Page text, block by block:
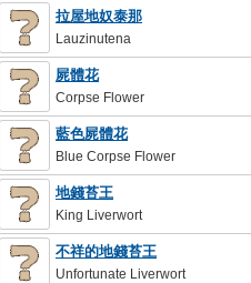
拉屋地奴泰那
Lauzinutena
屍體花
Corpse Flower
藍色屍體花
Blue Corpse Flower
地錢苔王
King Liverwort
不祥的地錢苔王
Unfortunate Liverwort